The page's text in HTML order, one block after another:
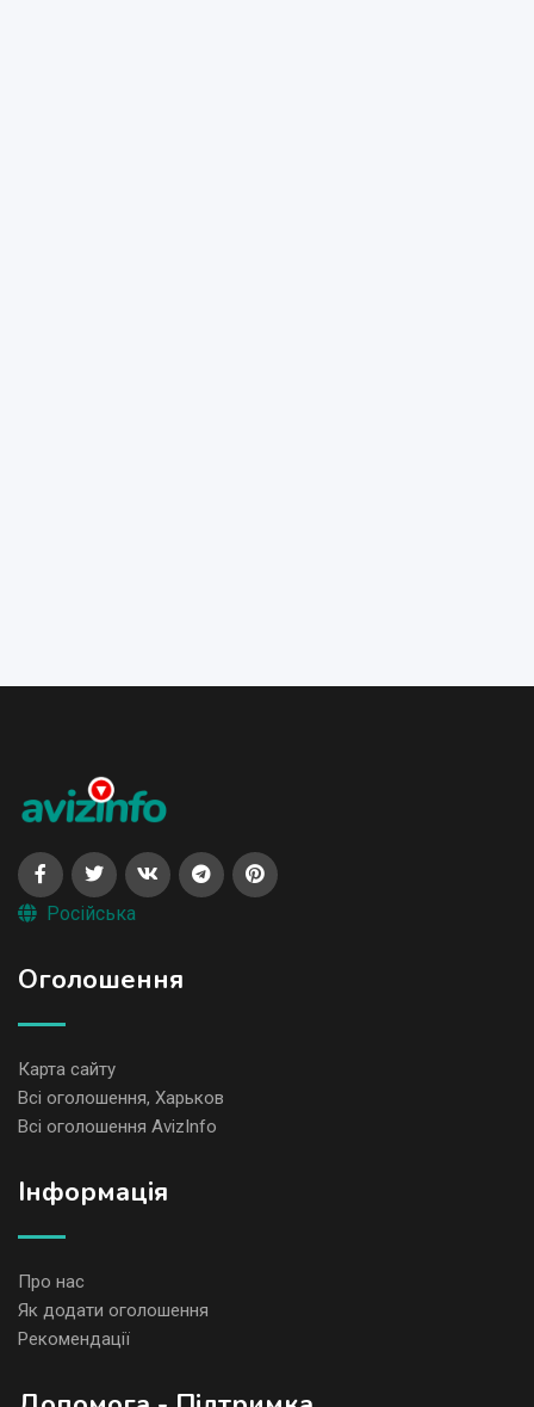
Російська
Оголошення
Карта сайту
Всі оголошення, Харьков
Всі оголошення AvizInfo
Iнформація
Про нас
Як додати оголошення
Рекомендації